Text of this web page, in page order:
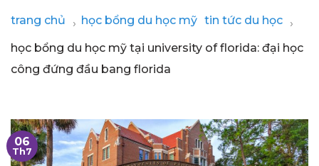
trang chủ › học bổng du học mỹ tin tức du học ›
học bổng du học mỹ tại university of florida: đại học
công đứng đầu bang florida
06
Th7